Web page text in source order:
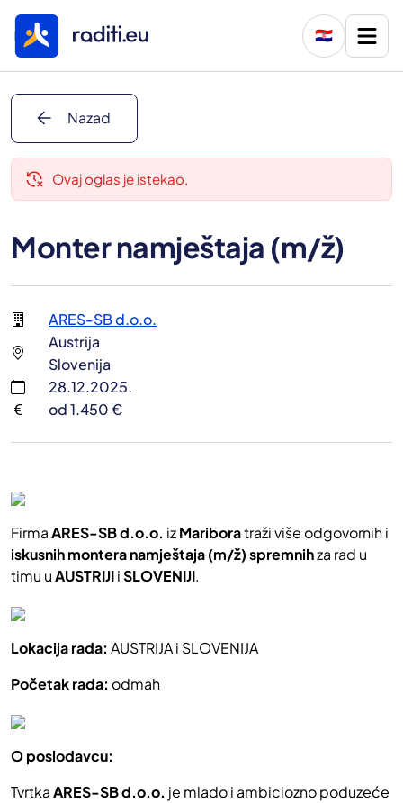
🇭🇷
arrow_back Nazad
delete_history Ovaj oglas je istekao.
Monter namještaja (m/ž)
ARES-SB d.o.o.
Austrija
Slovenija
28.12.2025.
od 1.450 €
FirmaARES-SB d.o.o. izMariboratraži više odgovornih i
iskusnih montera namještaja (m/ž) spremnihza rad u
timu uAUSTRIJIiSLOVENIJI.
Lokacija rada: AUSTRIJA i SLOVENIJA
Početak rada: odmah
O poslodavcu:
TvrtkaARES-SB d.o.o. je mlado i ambiciozno poduzeće